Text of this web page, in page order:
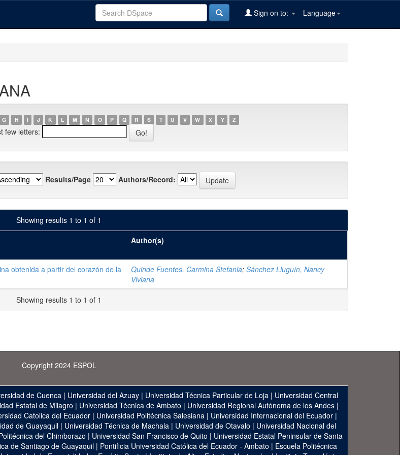
Language
Sign on to:
G H I J K L M N O P Q R S T U V W X Y Z
few letters:
Results/Page Authors/Record:
Showing results 1 to 1 of 1
Author(s)
obtenida a partir del corazón de la
Quinde Fuentes, Carmina Stefania; Sánchez Lluguín, Nancy
Viviana
Showing results 1 to 1 of 1
Copyright 2024 ESPOL
de Cuenca | Universidad del Azuay | Universidad Técnica Particular de Loja | Universidad Central
Estatal de Milagro | Universidad Técnica de Ambato | Universidad Regional Autónoma de los Andes|
Catolica del Ecuador| Universidad Politécnica Salesiana| Universidad Internacional del Ecuador|
de Guayaquil | Universidad Técnica de Machala | Universidad de Otavalo | Universidad Nacional del
del Chimborazo | Universidad San Francisco de Quito | Universidad Estatal Peninsular de Santa
de Santiago de Guayaquil | Pontificia Universidad Católica del Ecuador - Ambato | Escuela Politécnica